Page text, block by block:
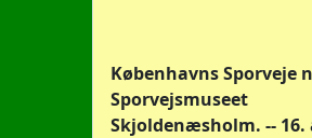
Københavns Sporveje
Sporvejsmuseet
Skjoldenæsholm. --